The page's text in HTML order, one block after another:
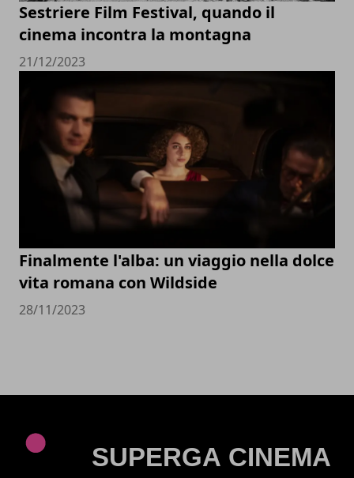
Sestriere Film Festival, quando il
cinema incontra la montagna
21/12/2023
Finalmente l'alba: un viaggio nella dolce
vita romana con Wildside
28/11/2023